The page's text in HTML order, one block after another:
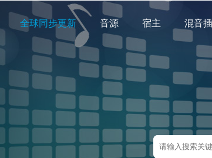
全球同步更新 音源 宿主 混音